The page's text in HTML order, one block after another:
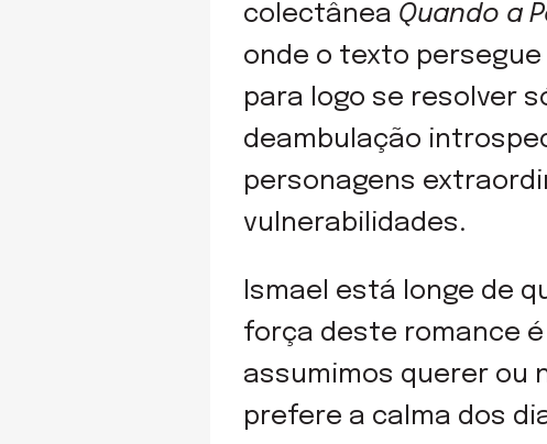
colectânea Quando a
onde o texto
para logo se resolver
deambulação
personagens
vulnerabilidades.
Ismael está longe de
força deste romance
assumimos querer ou
prefere a calma dos